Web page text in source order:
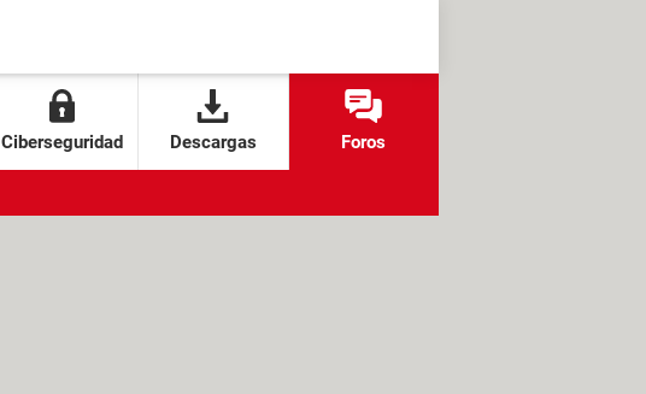
Ciberseguridad Descargas Foros